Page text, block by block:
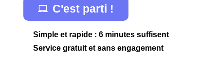
C'est parti !
Simple et rapide : 6 minutes suffisent
Service gratuit et sans engagement